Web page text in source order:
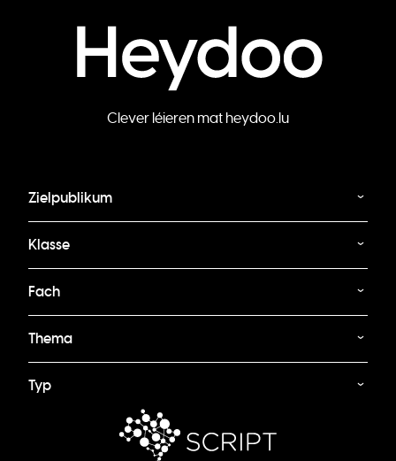
Clever léieren mat heydoo.lu
Zielpublikum
Klasse
Fach
Thema
Typ